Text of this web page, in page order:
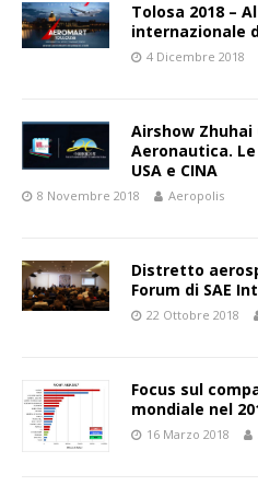
Tolosa 2018 –
internazionale
4 Dicembre 2018
Airshow Zhuhai
Aeronautica.
USA e CINA
8 Novembre 2018 Aeropolis
Distretto
Forum di SAE
22 Ottobre 2018
Focus sul
mondiale nel
16 Marzo 2018